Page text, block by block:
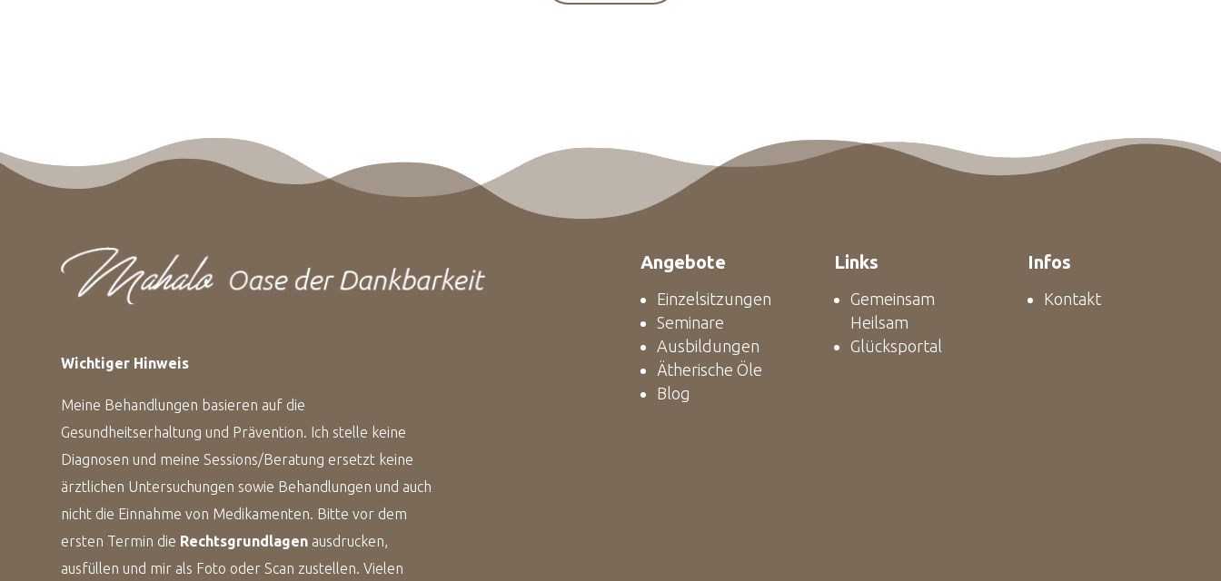
Wichtiger Hinweis
Meine Behandlungen basieren auf die
Gesundheitserhaltung und Prävention. Ich stelle keine
Diagnosen und meine Sessions/Beratung ersetzt keine
ärztlichen Untersuchungen sowie Behandlungen und auch
nicht die Einnahme von Medikamenten. Bitte vor dem
ersten Termin die Rechtsgrundlagen ausdrucken,
ausfüllen und mir als Foto oder Scan zustellen. Vielen
Angebote
Einzelsitzungen
Seminare
Ausbildungen
Ätherische Öle
Blog
Links
Gemeinsam
Heilsam
Glücksportal
Infos
Kontakt